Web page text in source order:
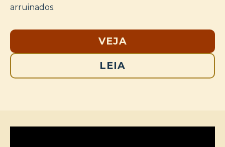
arruinados.
VEJA
LEIA